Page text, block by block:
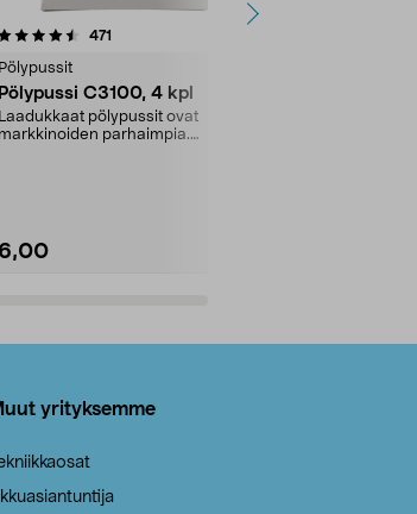
471
Pölypussit
Pölypussi C3100, 4 kpl
Laadukkaat pölypussit ovat
markkinoiden parhaimpia.
6,00
4.5viidestä
yrityksemme